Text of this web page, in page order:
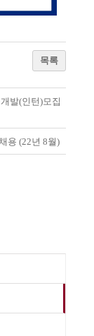
목록
발(인턴)모집
용 (22년 8월)